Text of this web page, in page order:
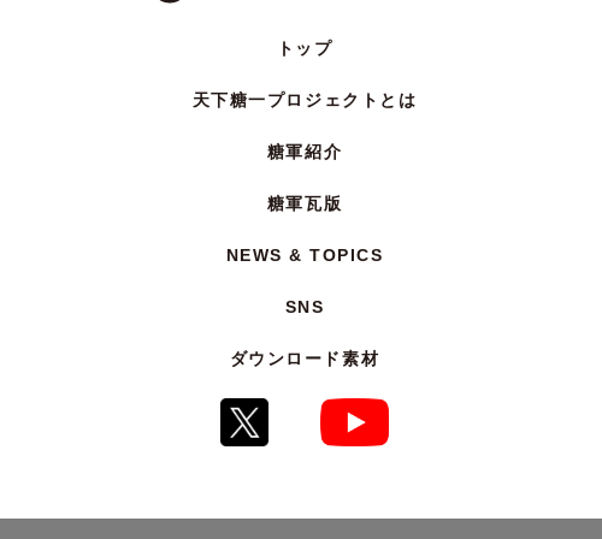
トップ
天下糖一プロジェクトとは
糖軍紹介
糖軍瓦版
NEWS & TOPICS
SNS
ダウンロード素材